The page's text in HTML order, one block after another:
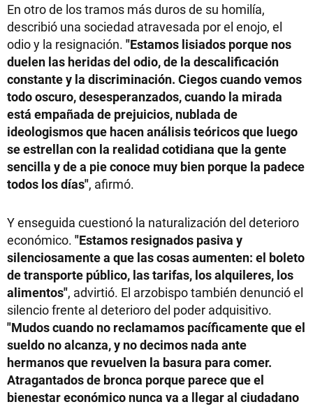
En otro de los tramos más duros de su homilía,
describió una sociedad atravesada por el enojo, el
odio y la resignación. "Estamos lisiados porque nos
duelen las heridas del odio, de la descalificación
constante y la discriminación. Ciegos cuando vemos
todo oscuro, desesperanzados, cuando la mirada
está empañada de prejuicios, nublada de
ideologismos que hacen análisis teóricos que luego
se estrellan con la realidad cotidiana que la gente
sencilla y de a pie conoce muy bien porque la padece
todos los días", afirmó.
Y enseguida cuestionó la naturalización del deterioro
económico. "Estamos resignados pasiva y
silenciosamente a que las cosas aumenten: el boleto
de transporte público, las tarifas, los alquileres, los
alimentos", advirtió. El arzobispo también denunció el
silencio frente al deterioro del poder adquisitivo.
"Mudos cuando no reclamamos pacíficamente que el
sueldo no alcanza, y no decimos nada ante
hermanos que revuelven la basura para comer.
Atragantados de bronca porque parece que el
bienestar económico nunca va a llegar al ciudadano